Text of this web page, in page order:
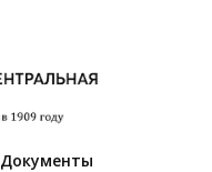
Документы